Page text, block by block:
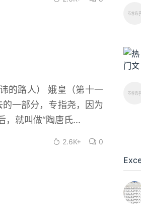
的路人） 娥皇（第十一
一部分，专指尧，因为
，就叫做“陶唐氏...
2.6K+ 0